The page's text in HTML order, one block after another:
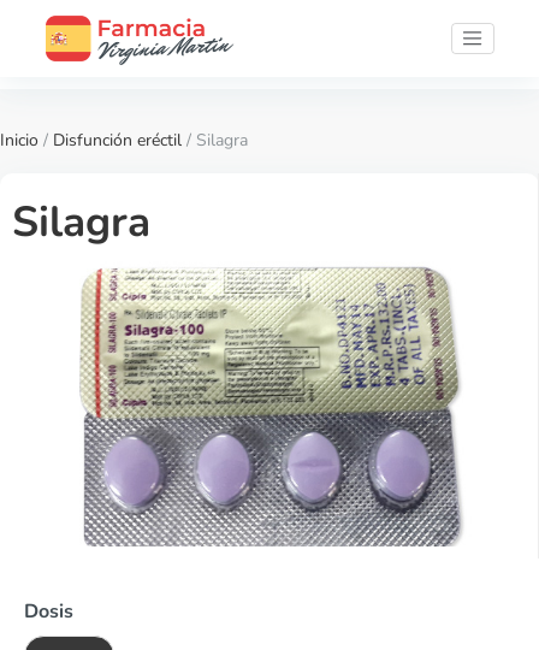
Inicio / Disfunción eréctil / Silagra
Silagra
Dosis